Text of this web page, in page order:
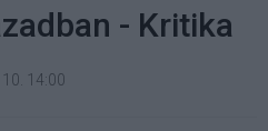
- Kritika
14:00